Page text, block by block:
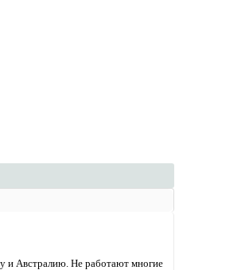
и Австралию. Не работают многие